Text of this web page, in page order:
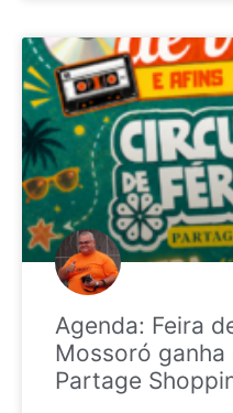
Agenda: Feira
Mossoró
Partage